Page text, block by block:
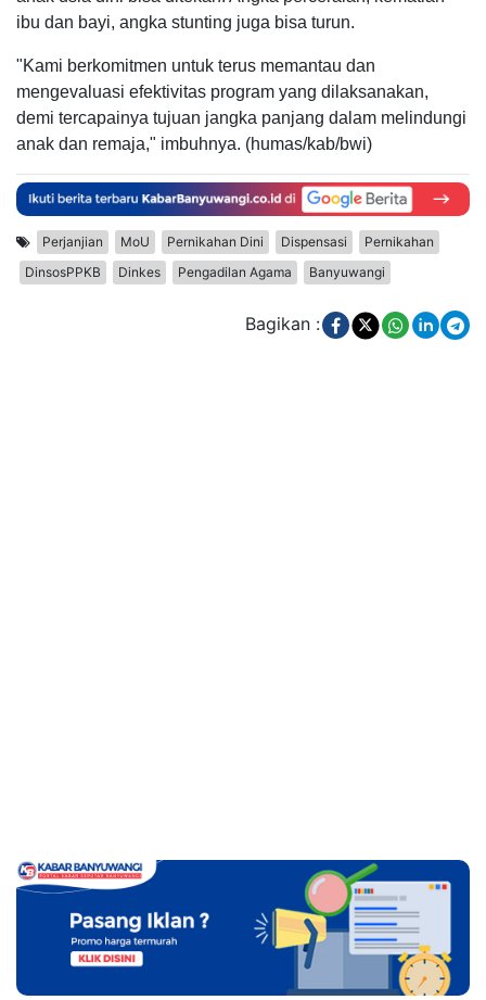
ibu dan bayi, angka stunting juga bisa turun.
"Kami berkomitmen untuk terus memantau dan
mengevaluasi efektivitas program yang dilaksanakan,
demi tercapainya tujuan jangka panjang dalam melindungi
anak dan remaja," imbuhnya. (humas/kab/bwi)
Perjanjian MoU Pernikahan Dini Dispensasi
Pernikahan
DinsosPPKB
Dinkes Pengadilan Agama Banyuwangi
Bagikan :